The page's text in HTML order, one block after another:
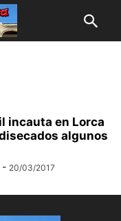
incauta en Lorca
algunos
- 20/03/2017